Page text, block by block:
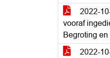
2022-
vooraf
Begroting
2022-